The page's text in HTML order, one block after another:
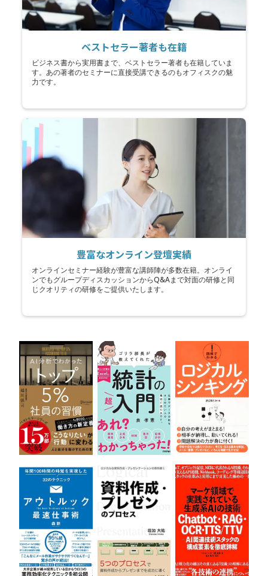
ベストセラー著者も在籍
ビジネス書から実用書まで、ベストセラー著者も在籍していま
す。あの著者のセミナーに直接受講できるのもオフィスクの魅
力です。
豊富なオンライン登壇実績
オンラインセミナー経験が豊富な講師陣が多数在籍。オンライ
ンでもグループディスカッションからQ&Aまで対面の研修と同
じクオリティの研修をご提供いたします。